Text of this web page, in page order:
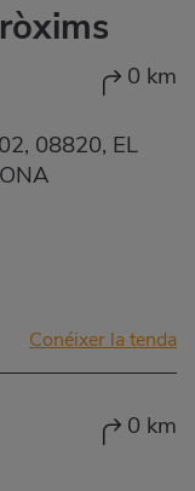
0 km
08820, EL
Conéixer la tenda
0 km